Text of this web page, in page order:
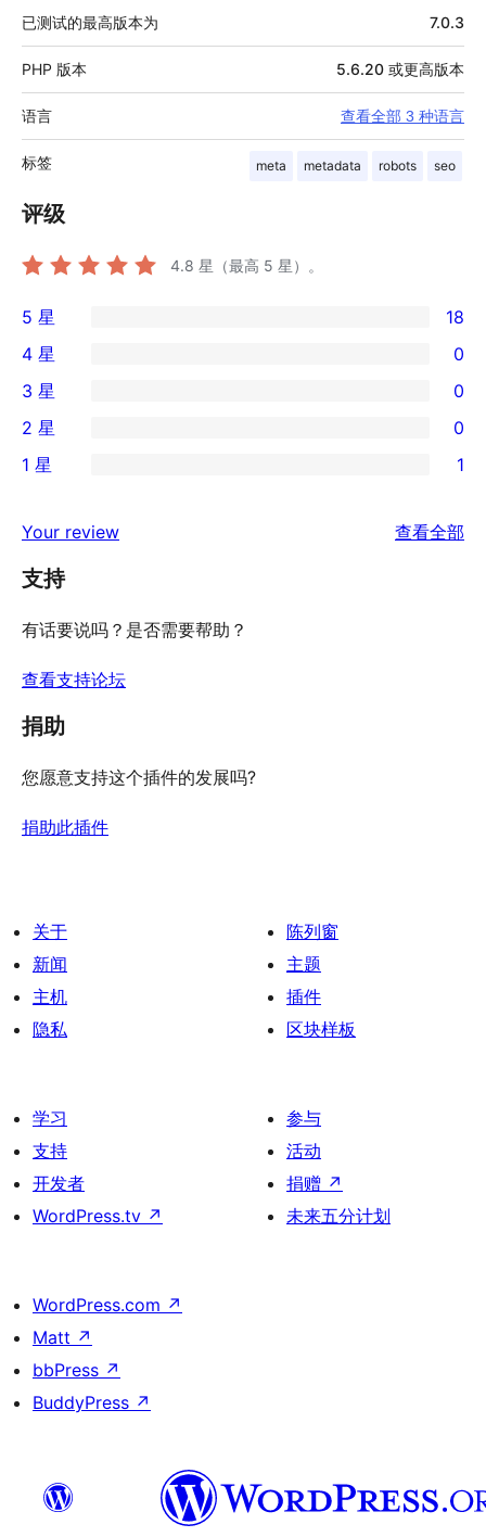
已测试的最高版本为 7.0.3
PHP 版本 5.6.20 或更高版本
语言 查看全部 3 种语言
标签 meta metadata robots seo
评级
4.8 星（最高 5 星）。
18
条
5
星
评
5 星 18
条
4
星
价
4 星 0
0
条
3
评
价
3 星 0
条
星
评
2 星 0
1
星
价
1 星 1
Your review 查看全部
支持
有话要说吗？是否需要帮助？
查看支持论坛
捐助
您愿意支持这个插件的发展吗?
捐助此插件
关于
新闻
主机
隐私
陈列窗
主题
插件
区块样板
学习
支持
开发者
WordPress.tv ↗
参与
活动
捐赠 ↗
未来五分计划
WordPress.com ↗
Matt ↗
bbPress ↗
BuddyPress ↗